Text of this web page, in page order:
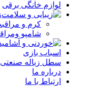
لوازم خانگی برقی
کرم و
شامپو
اسباب بازی
سطل زباله صنعتی
درباره ما
ارتباط با ما